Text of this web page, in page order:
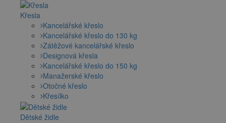
Křesla
Kancelářské křeslo
Kancelářské křeslo do 130 kg
Zátěžové kancelářské křeslo
Designová křesla
Kancelářské křeslo do 150 kg
Manažerské křeslo
Otočné křeslo
Křesílko
Dětské židle